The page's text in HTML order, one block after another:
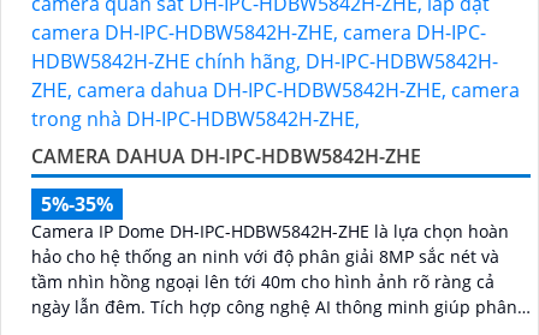
CAMERA DAHUA DH-IPC-HDBW5842H-ZHE
5%-35%
Camera IP Dome DH-IPC-HDBW5842H-ZHE là lựa chọn hoàn
hảo cho hệ thống an ninh với độ phân giải 8MP sắc nét và
tầm nhìn hồng ngoại lên tới 40m cho hình ảnh rõ ràng cả
ngày lẫn đêm. Tích hợp công nghệ AI thông minh giúp phân